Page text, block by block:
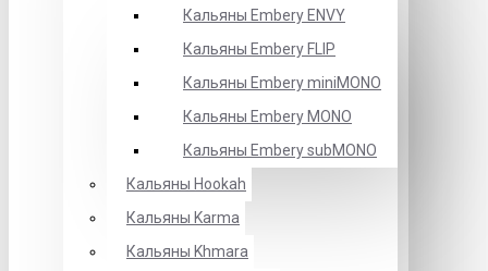
Кальяны Embery ENVY
Кальяны Embery FLIP
Кальяны Embery miniMONO
Кальяны Embery MONO
Кальяны Embery subMONO
Кальяны Hookah
Кальяны Karma
Кальяны Khmara